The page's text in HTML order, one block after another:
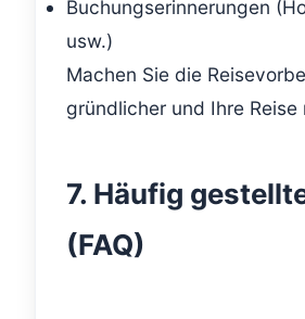
Buchungserinnerungen
usw.)
Machen Sie die
gründlicher und Ihre Reise
7. Häufig
(FAQ)